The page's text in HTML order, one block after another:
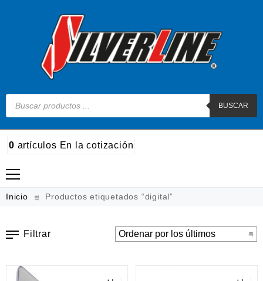
BUSCAR
0 artículos En la cotización
Madera
Automotriz e hidráulico
Inicio Productos etiquetados “digital”
Filtrar